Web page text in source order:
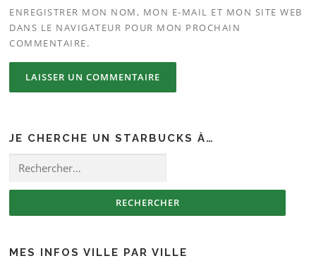
ENREGISTRER MON NOM, MON E-MAIL ET MON SITE WEB
DANS LE NAVIGATEUR POUR MON PROCHAIN
COMMENTAIRE.
JE CHERCHE UN STARBUCKS À…
MES INFOS VILLE PAR VILLE